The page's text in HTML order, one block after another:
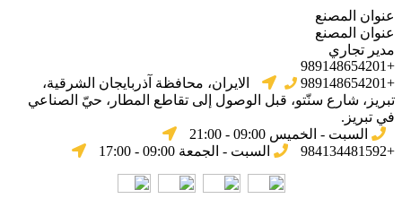
عنوان المصنع
عنوان المصنع
مدير تجاري
+989148654201
+989148654201
الایران، محافظة آذربایجان الشرقیة،
تبریز، شارع سنّتو، قبل الوصول إلى تقاطع المطار، حيّ الصناعي
في تبریز.
السبت - الخميس 09:00 - 21:00
+984134481592
السبت - الجمعة 09:00 - 17:00